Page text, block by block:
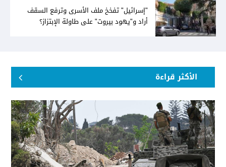
"إسرائيل" تفخخ ملف الأسرى وترفع السقف
أراد و"يهود بيروت" على طاولة الإبتزاز؟
الأكثر قراءة